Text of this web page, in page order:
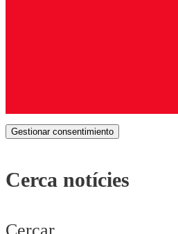
Gestionar consentimiento
Cerca notícies